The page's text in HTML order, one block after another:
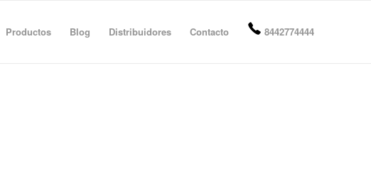
Productos Blog Distribuidores Contacto 8442774444